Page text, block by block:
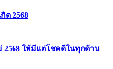
ด 2568
2568 ให้มีแต่โชคดีในทุกด้าน